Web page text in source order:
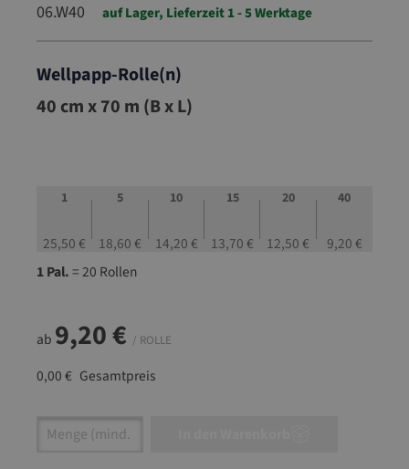
06.W40 auf Lager, Lieferzeit 1 - 5 Werktage
Wellpapp-Rolle(n)
06.W40
40 cm x 70 m (B x L)
1
25,50 €
5
18,60 €
10
14,20 €
15
13,70 €
20
12,50 €
40
9,20 €
1 Pal.= 20 Rollen
ab 9,20 € / ROLLE
0,00 € Gesamtpreis
Artikel Anzahl: Gib den gewünschten Wert